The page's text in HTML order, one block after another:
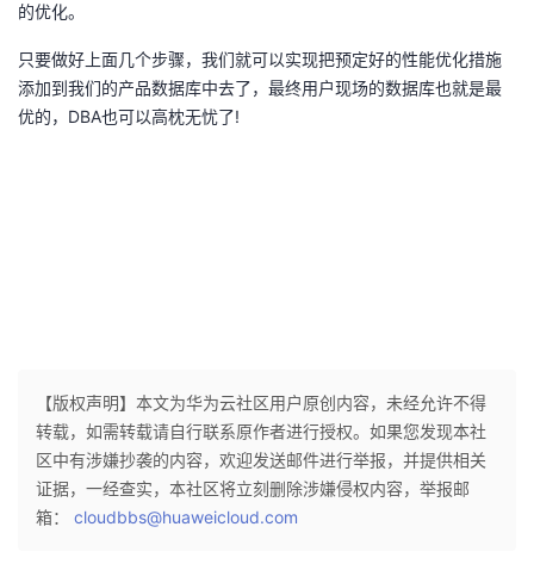
的优化。
只要做好上面几个步骤，我们就可以实现把预定好的性能优化措施
添加到我们的产品数据库中去了，最终用户现场的数据库也就是最
优的，DBA也可以高枕无忧了!
【版权声明】本文为华为云社区用户原创内容，未经允许不得
转载，如需转载请自行联系原作者进行授权。如果您发现本社
区中有涉嫌抄袭的内容，欢迎发送邮件进行举报，并提供相关
证据，一经查实，本社区将立刻删除涉嫌侵权内容，举报邮
箱： cloudbbs@huaweicloud.com